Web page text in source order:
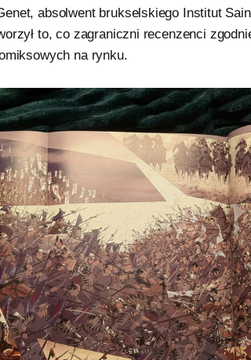
absolwent brukselskiego Institut
to, co zagraniczni recenzenci
na rynku.